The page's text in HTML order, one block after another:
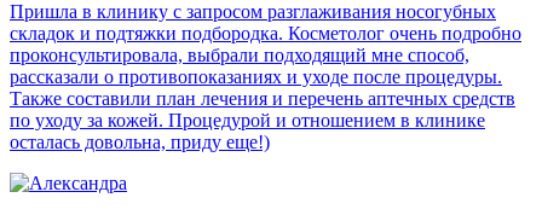
Пришла в клинику с запросом разглаживания носогубных
складок и подтяжки подбородка. Косметолог очень подробно
проконсультировала, выбрали подходящий мне способ,
рассказали о противопоказаниях и уходе после процедуры.
Также составили план лечения и перечень аптечных средств
по уходу за кожей. Процедурой и отношением в клинике
осталась довольна, приду еще!)